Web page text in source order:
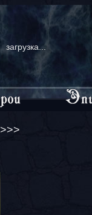
загрузка...
>>>